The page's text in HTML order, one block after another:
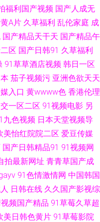
妻草草草草 色悠悠香蕉 91人人
午夜影院307 91大香萑 ts色av
妻 国产日韩欧美 玖玖热玖玖热
久国产网址 欧美性第一页 熟妇
日本成人H片 无码专区桃花岛
区在线 日韩免费性网站 黑人激
看片免费下载 蜜臀导航 熟女丝
色色电影院 韩日av网址 蜜桃视
福利国产视频 国产人成无
A片 久草福利 乱伦家庭 成
国产精品天干天 国产精品午
区 国产日韩91 久草福利
91草草酒店视频 韩日一区
茄子视频污 亚洲色欲天天
入口 黄wwww色 香港伦理
一区二区 91视频电影 另
九色视频 日本天堂视频导
美怡红院院二区 爱豆传媒
国产日韩精品91 91视频网
拍最新网址 青青草国产成
91色情激情网 中国韩国
日韩在线 久久国产影视综
频国产精品 91草莓久草超
美日韩色黄片 91草莓影院